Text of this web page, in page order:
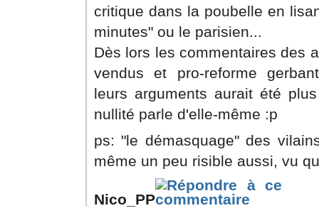
critique dans la poubelle en
minutes" ou le parisien...
Dès lors les commentaires des
vendus et pro-reforme
leurs arguments aurait été
nullité parle d'elle-même :p
ps: "le démasquage" des
même un peu risible aussi, vu
Nico_PP